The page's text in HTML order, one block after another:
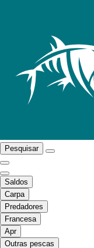
Pesquisar
Saldos
Carpa
Predadores
Francesa
Apr
Outras pescas